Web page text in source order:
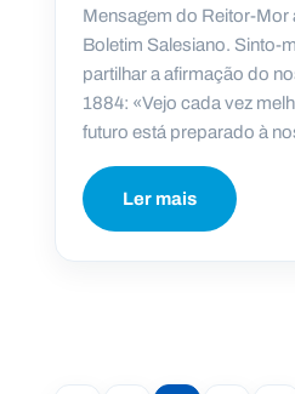
Mensagem do Reitor-Mor
Boletim Salesiano. Sinto-
partilhar a afirmação do
1884: «Vejo cada vez
futuro está preparado à
Ler mais